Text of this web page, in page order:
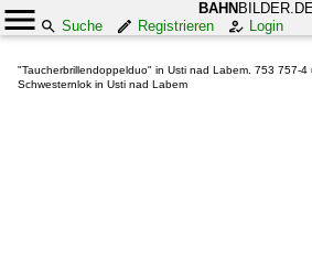
BAHN
Suche
Registrieren Login
"Taucherbrillendoppelduo" in Usti nad Labem. 753 757-
Schwesternlok in Usti nad Labem